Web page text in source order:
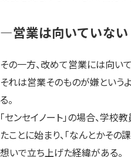
—営業は向いていない
その一方、改めて営業には向い
それは営業そのものが嫌という
る。
「センセイノート」の場合、学
たことに始まり、「なんとかそ
想いで立ち上げた経緯がある。